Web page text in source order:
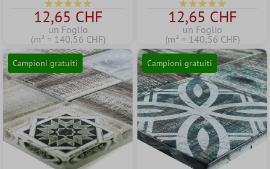
Valutazione media di 5 su 5 stelle
12,65 CHF
un Foglio
(m² = 140,56 CHF)
Valutazione media di
12,65 CHF
un Foglio
(m² = 140,56 CHF)
Campioni gratuiti Campioni gratuiti